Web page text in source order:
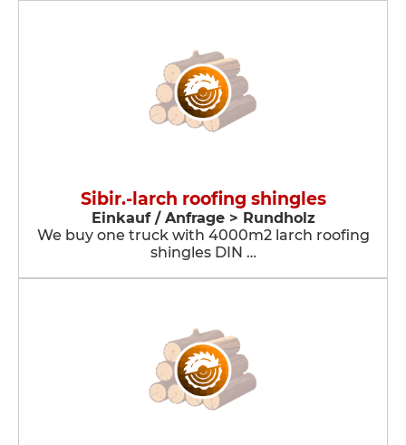
Sibir.-larch roofing shingles
Einkauf / Anfrage > Rundholz
We buy one truck with 4000m2 larch roofing
shingles DIN …